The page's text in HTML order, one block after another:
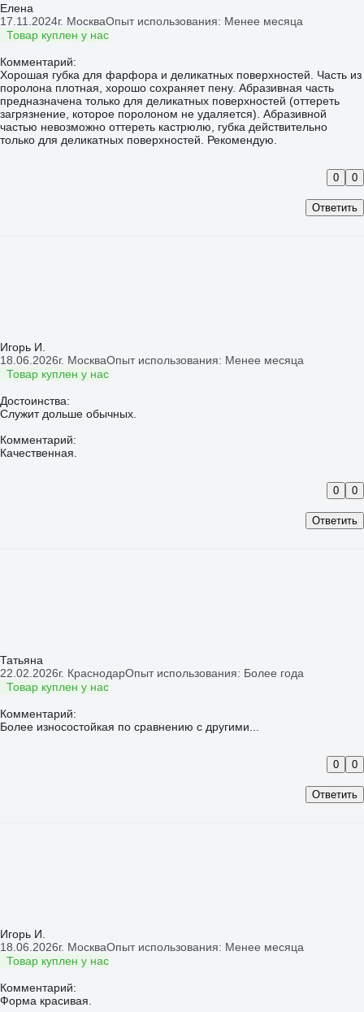
Елена
17.11.2024г. МоскваОпыт использования: Менее месяца
Товар куплен у нас
Комментарий:
Хорошая губка для фарфора и деликатных поверхностей. Часть из
поролона плотная, хорошо сохраняет пену. Абразивная часть
предназначена только для деликатных поверхностей (оттереть
загрязнение, которое поролоном не удаляется). Абразивной
частью невозможно оттереть кастрюлю, губка действительно
только для деликатных поверхностей. Рекомендую.
Ответить
0 0
Игорь И.
18.06.2026г. МоскваОпыт использования: Менее месяца
Товар куплен у нас
Достоинства:
Служит дольше обычных.
Комментарий:
Качественная.
Ответить
0 0
Татьяна
22.02.2026г. КраснодарОпыт использования: Более года
Товар куплен у нас
Комментарий:
Более износостойкая по сравнению с другими...
Ответить
0 0
Игорь И.
18.06.2026г. МоскваОпыт использования: Менее месяца
Товар куплен у нас
Комментарий: